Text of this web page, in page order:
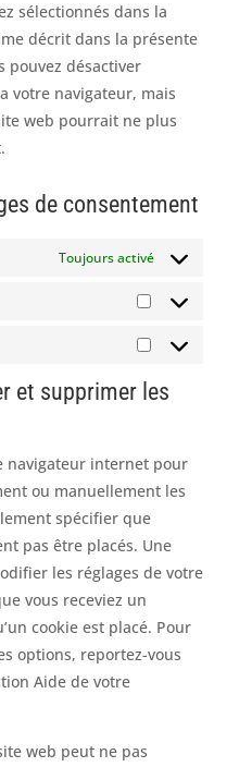
sélectionnés dans la
décrit dans la présente
pouvez désactiver
votre navigateur, mais
web pourrait ne plus
de consentement
Toujours activé
Statistiques
Marketing
et supprimer les
navigateur internet pour
ou manuellement les
spécifier que
pas être placés. Une
les réglages de votre
vous receviez un
cookie est placé. Pour
options, reportez-vous
Aide de votre
web peut ne pas